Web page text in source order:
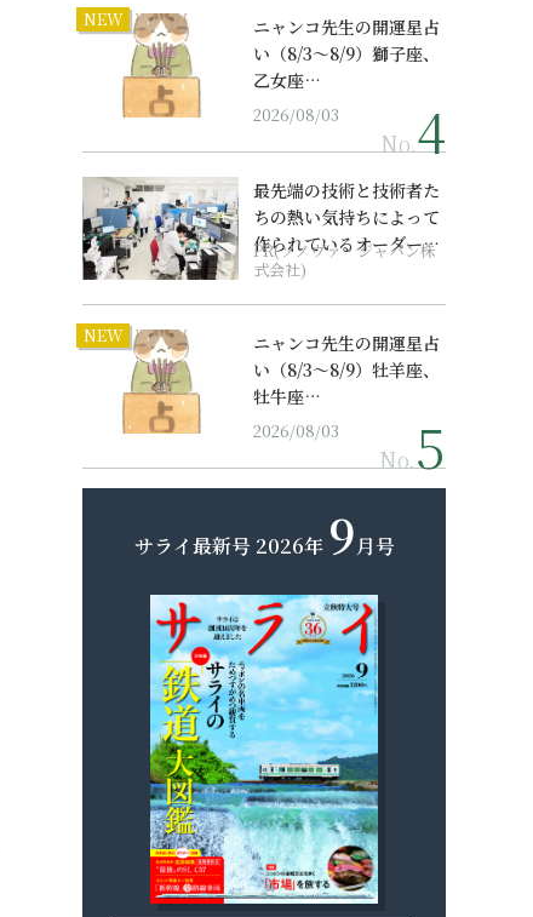
NEW
ニャンコ先生の開運星占
い（8/3～8/9）獅子座、
乙女座…
2026/08/03
No.
最先端の技術と技術者た
ちの熱い気持ちによって
作られているオーダーメ
イド補聴器
PR(ソノヴァ・ジャパン株
式会社)
NEW
ニャンコ先生の開運星占
い（8/3～8/9）牡羊座、
牡牛座…
2026/08/03
No.
サライ最新号 2026年 9月号